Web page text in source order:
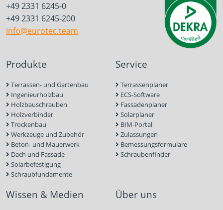
+49 2331 6245-0
+49 2331 6245-200
info@eurotec.team
Produkte
Terrassen- und Gartenbau
Ingenieurholzbau
Holzbauschrauben
Holzverbinder
Trockenbau
Werkzeuge und Zubehör
Beton- und Mauerwerk
Dach und Fassade
Solarbefestigung
Schraubfundamente
Service
Terrassenplaner
ECS-Software
Fassadenplaner
Solarplaner
BIM-Portal
Zulassungen
Bemessungsformulare
Schraubenfinder
Wissen & Medien Über uns